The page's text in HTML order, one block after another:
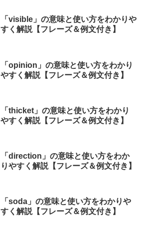
「visible」の意味と使い方をわかりや
すく解説【フレーズ＆例文付き】
「opinion」の意味と使い方をわかり
やすく解説【フレーズ＆例文付き】
「thicket」の意味と使い方をわかり
やすく解説【フレーズ＆例文付き】
「direction」の意味と使い方をわか
りやすく解説【フレーズ＆例文付き】
「soda」の意味と使い方をわかりや
すく解説【フレーズ＆例文付き】